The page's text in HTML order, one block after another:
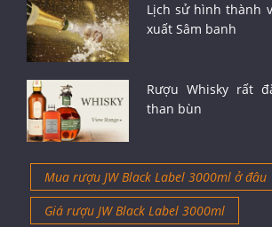
Lịch sử hình thành
xuất Sâm banh
Rượu Whisky rất
than bùn
Mua rượu JW Black Label 3000ml ở đâu
Giá rượu JW Black Label 3000ml